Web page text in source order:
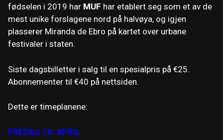
fødselen i 2019 har MUF har etablert seg som et av de
mest unike forslagene nord på halvøya, og igjen
plasserer Miranda de Ebro på kartet over urbane
festivaler i staten.
Siste dagsbilletter i salg til en spesialpris på €25.
Abonnementer til €40 på nettsiden.
Dette er timeplanene:
FREDAG 10. APRIL